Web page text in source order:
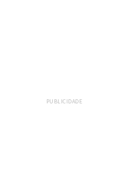
PUBLICIDADE